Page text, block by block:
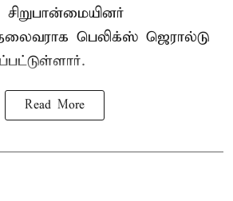
சிறுபான்மையினர்
பெலிக்ஸ் ஜெரால்டு
Read More